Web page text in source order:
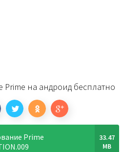
Prime на андроид бесплатно
Prime
33.47
MB